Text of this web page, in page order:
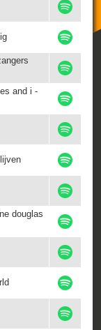
and i -
douglas